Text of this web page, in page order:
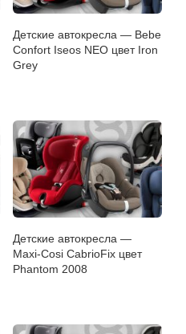
Детские автокресла — Bebe
Confort Iseos NEO цвет Iron
Grey
Детские автокресла —
Maxi-Cosi CabrioFix цвет
Phantom 2008